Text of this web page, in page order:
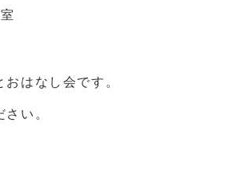
はなし会です。
い。